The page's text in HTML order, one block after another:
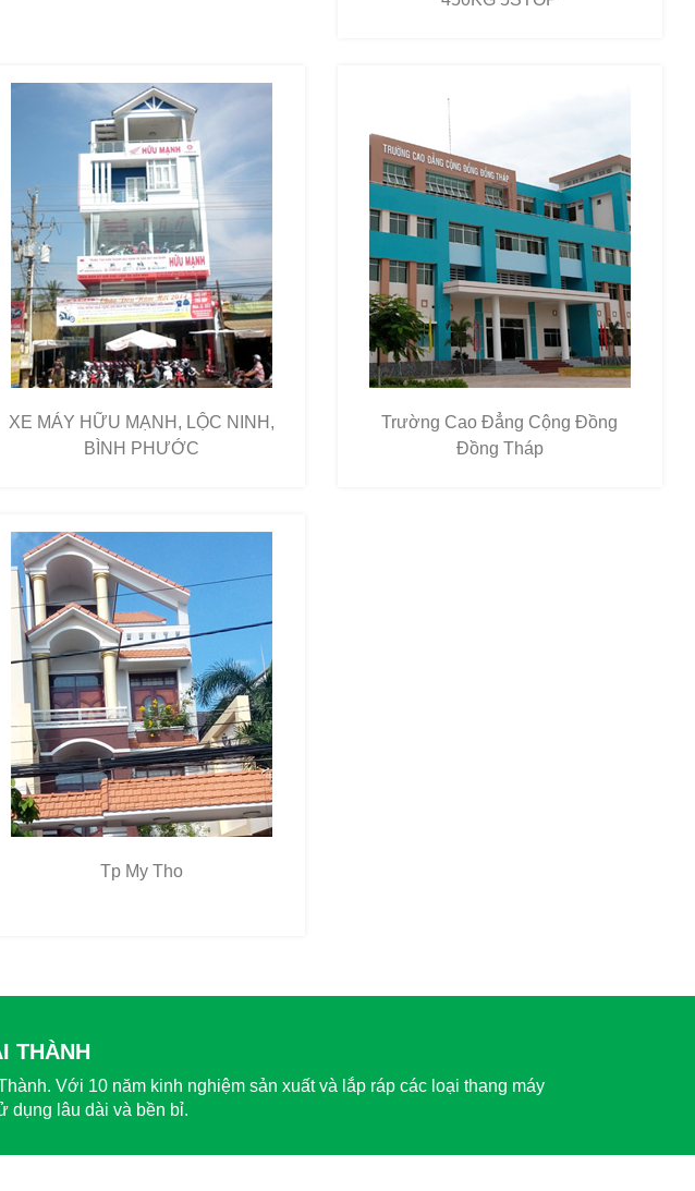
XE MÁY HỮU MẠNH, LỘC NINH,
BÌNH PHƯỚC
Trường Cao Đẳng Cộng Đồng
Đồng Tháp
Tp My Tho
THÀNH
Với 10 năm kinh nghiệm sản xuất và lắp ráp các loại thang máy
dụng lâu dài và bền bỉ.